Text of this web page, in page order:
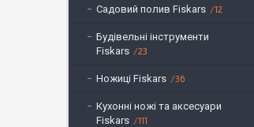
Садовий полив Fiskars 12
Будівельні інструменти
Fiskars
23
Ножиці Fiskars 36
Кухонні ножі та аксесуари
Fiskars
111